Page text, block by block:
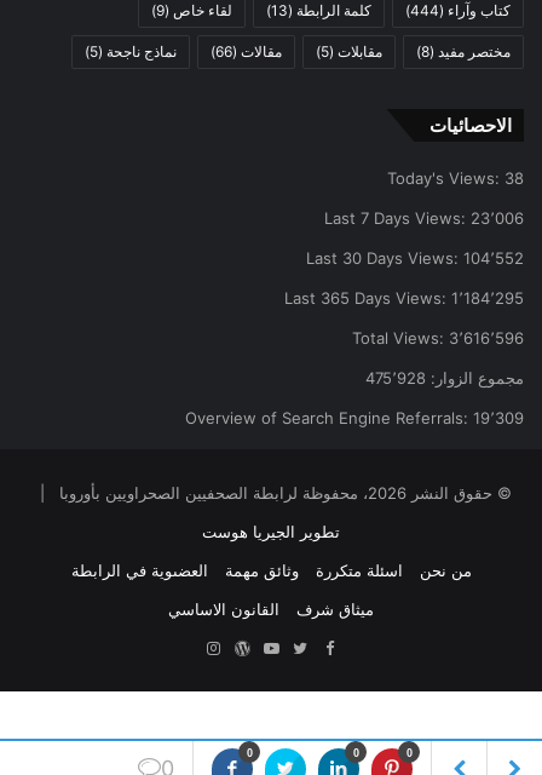
كتاب وآراء (444) كلمة الرابطة (13) لقاء خاص (9)
مختصر مفيد (8) مقابلات (5) مقالات (66) نماذج ناجحة (5)
الاحصائيات
Today's Views: 38
Last 7 Days Views: 23٬006
Last 30 Days Views: 104٬552
Last 365 Days Views: 1٬184٬295
Total Views: 3٬616٬596
مجموع الزوار: 475٬928
Overview of Search Engine Referrals: 19٬309
© حقوق النشر 2026، محفوظة لرابطة الصحفيين الصحراويين بأوروبا |
تطوير الجيريا هوست
من نحن
اسئلة متكررة وثائق مهمة
العضىوية في الرابطة
ميثاق شرف
القانون الاساسي
Facebook
Twitter
YouTubeووردبريس
0 0 0
0